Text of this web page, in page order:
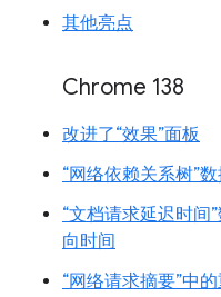
其他亮点
Chrome 138
改进了“效果”面板
“网络依赖关系树”
“文档请求延迟时间
向时间
“网络请求摘要”中